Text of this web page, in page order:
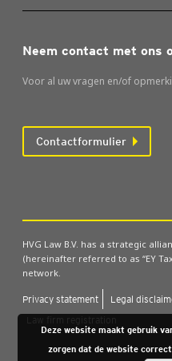
Neem contact met ons
Voor al uw vragen en/of
Contactformulier
HVG Law B.V. has a strategic
(hereinafter referred to as “EY
network.
Pri­va­cy sta­te­ment Legal
Deze website maakt gebruik
zorgen dat de website